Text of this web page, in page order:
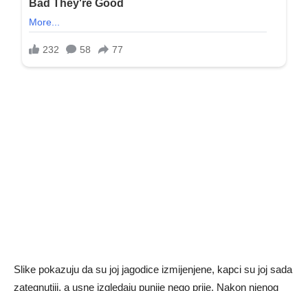
Slike pokazuju da su joj jagodice izmijenjene, kapci su joj sada
zategnutiji, a usne izgledaju punije nego prije. Nakon njenog